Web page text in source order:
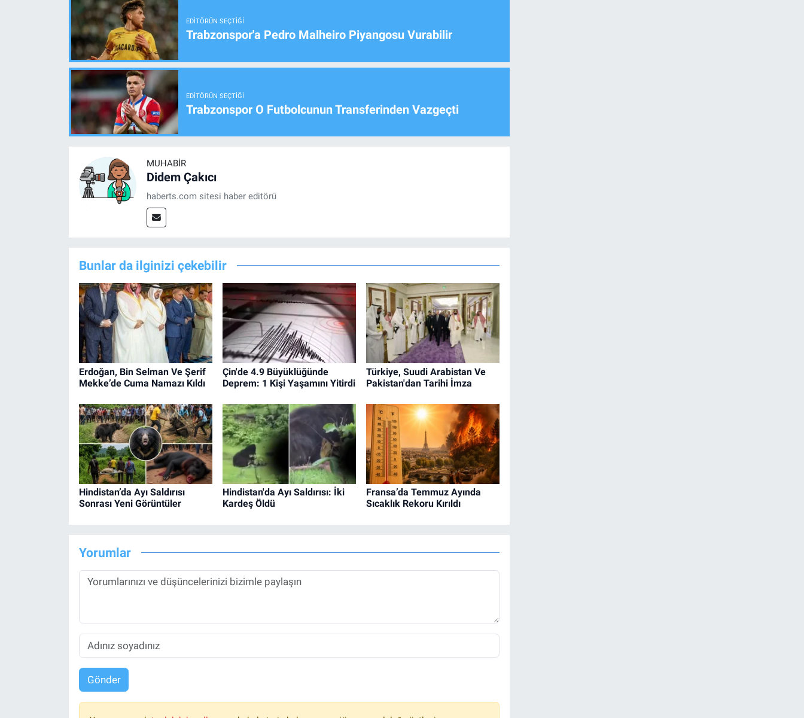
EDITÖRÜN SEÇTIĞI
Trabzonspor'a Pedro Malheiro Piyangosu Vurabilir
EDITÖRÜN SEÇTIĞI
Trabzonspor O Futbolcunun Transferinden Vazgeçti
MUHABIR
Didem Çakıcı
haberts.com sitesi haber editörü
Bunlar da ilginizi çekebilir
Erdoğan, Bin Selman Ve Şerif
Mekke’de Cuma Namazı Kıldı
Çin'de 4.9 Büyüklüğünde
Deprem: 1 Kişi Yaşamını Yitirdi
Türkiye, Suudi Arabistan Ve
Pakistan'dan Tarihi İmza
Hindistan’da Ayı Saldırısı
Sonrası Yeni Görüntüler
Hindistan'da Ayı Saldırısı: İki
Kardeş Öldü
Fransa’da Temmuz Ayında
Sıcaklık Rekoru Kırıldı
Yorumlar
Gönder